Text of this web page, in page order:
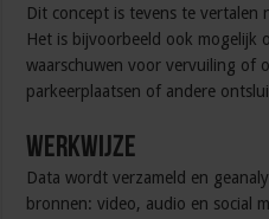
Dit concept is tevens te vertalen
Het is bijvoorbeeld ook mogelijk
waarschuwen voor vervuiling of
parkeerplaatsen of andere
Werkwijze
Data wordt verzameld en
bronnen: video, audio en social